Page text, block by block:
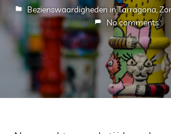
5 juli 2018
Petra Schouten
Bezienswaardigheden in Tarragona,
No comments